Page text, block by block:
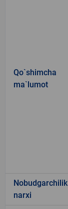
Qo`shimcha
ma`lumot
Nobudgarchilik
narxi